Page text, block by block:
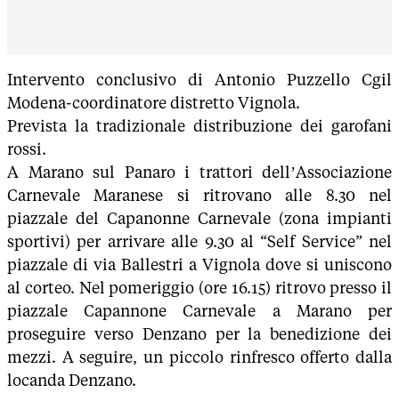
Intervento conclusivo di Antonio Puzzello Cgil
Modena-coordinatore distretto Vignola.
Prevista la tradizionale distribuzione dei garofani
rossi.
A Marano sul Panaro i trattori dell’Associazione
Carnevale Maranese si ritrovano alle 8.30 nel
piazzale del Capanonne Carnevale (zona impianti
sportivi) per arrivare alle 9.30 al “Self Service” nel
piazzale di via Ballestri a Vignola dove si uniscono
al corteo. Nel pomeriggio (ore 16.15) ritrovo presso il
piazzale Capannone Carnevale a Marano per
proseguire verso Denzano per la benedizione dei
mezzi. A seguire, un piccolo rinfresco offerto dalla
locanda Denzano.